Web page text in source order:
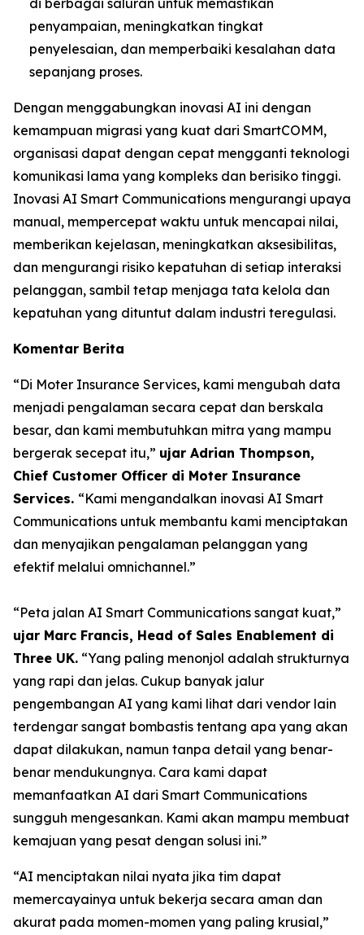
penyampaian, meningkatkan tingkat
penyelesaian, dan memperbaiki kesalahan data
sepanjang proses.
Dengan menggabungkan inovasi AI ini dengan
kemampuan migrasi yang kuat dari SmartCOMM,
organisasi dapat dengan cepat mengganti teknologi
komunikasi lama yang kompleks dan berisiko tinggi.
Inovasi AI Smart Communications mengurangi upaya
manual, mempercepat waktu untuk mencapai nilai,
memberikan kejelasan, meningkatkan aksesibilitas,
dan mengurangi risiko kepatuhan di setiap interaksi
pelanggan, sambil tetap menjaga tata kelola dan
kepatuhan yang dituntut dalam industri teregulasi.
Komentar Berita
“Di Moter Insurance Services, kami mengubah data
menjadi pengalaman secara cepat dan berskala
besar, dan kami membutuhkan mitra yang mampu
bergerak secepat itu,” ujar Adrian Thompson,
Chief Customer Officer di Moter Insurance
Services. “Kami mengandalkan inovasi AI Smart
Communications untuk membantu kami menciptakan
dan menyajikan pengalaman pelanggan yang
efektif melalui omnichannel.”
“Peta jalan AI Smart Communications sangat kuat,”
ujar Marc Francis, Head of Sales Enablement di
Three UK. “Yang paling menonjol adalah strukturnya
yang rapi dan jelas. Cukup banyak jalur
pengembangan AI yang kami lihat dari vendor lain
terdengar sangat bombastis tentang apa yang akan
dapat dilakukan, namun tanpa detail yang benar-
benar mendukungnya. Cara kami dapat
memanfaatkan AI dari Smart Communications
sungguh mengesankan. Kami akan mampu membuat
kemajuan yang pesat dengan solusi ini.”
“AI menciptakan nilai nyata jika tim dapat
memercayainya untuk bekerja secara aman dan
akurat pada momen-momen yang paling krusial,”